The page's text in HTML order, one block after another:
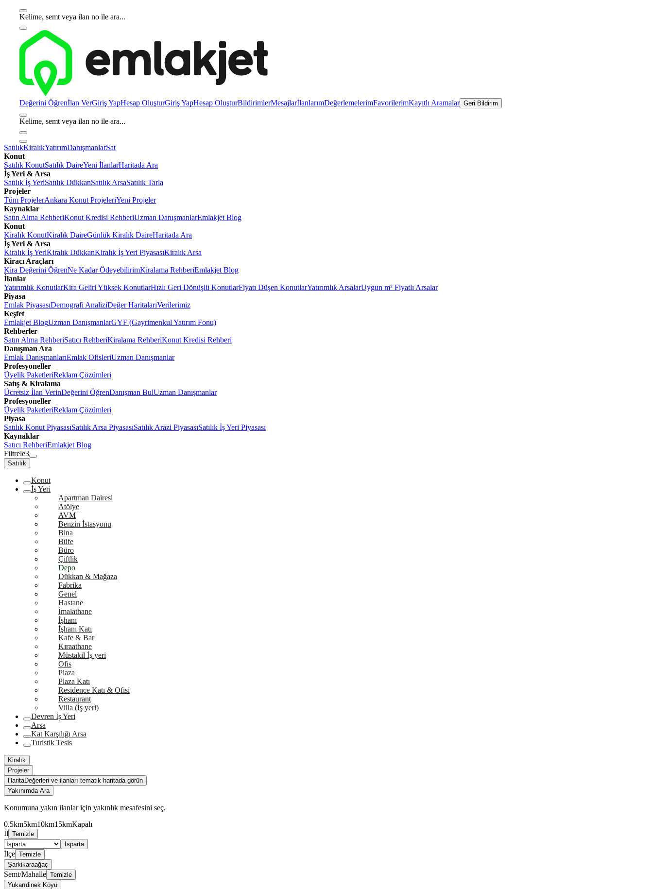
Kelime, semt veya ilan no ile ara...
Değerini Öğrenİlan VerGiriş YapHesap OluşturGiriş YapHesap OluşturBildirimlerMesajlarİlanlarımDeğerlemelerimFavorilerimKayıtlı Aramalar Geri Bildirim
Kelime, semt veya ilan no ile ara...
SatılıkKiralıkYatırımDanışmanlarSat
Konut
Satılık KonutSatılık DaireYeni İlanlarHaritada Ara
İş Yeri & Arsa
Satılık İş YeriSatılık DükkanSatılık ArsaSatılık Tarla
Projeler
Tüm ProjelerAnkara Konut ProjeleriYeni Projeler
Kaynaklar
Satın Alma RehberiKonut Kredisi RehberiUzman DanışmanlarEmlakjet Blog
Konut
Kiralık KonutKiralık DaireGünlük Kiralık DaireHaritada Ara
İş Yeri & Arsa
Kiralık İş YeriKiralık DükkanKiralık İş Yeri PiyasasıKiralık Arsa
Kiracı Araçları
Kira Değerini ÖğrenNe Kadar ÖdeyebilirimKiralama RehberiEmlakjet Blog
İlanlar
Yatırımlık KonutlarKira Geliri Yüksek KonutlarHızlı Geri Dönüşlü KonutlarFiyatı Düşen KonutlarYatırımlık ArsalarUygun m² Fiyatlı Arsalar
Piyasa
Emlak PiyasasıDemografi AnaliziDeğer HaritalarıVerilerimiz
Keşfet
Emlakjet BlogUzman DanışmanlarGYF (Gayrimenkul Yatırım Fonu)
Rehberler
Satın Alma RehberiSatıcı RehberiKiralama RehberiKonut Kredisi Rehberi
Danışman Ara
Emlak DanışmanlarıEmlak OfisleriUzman Danışmanlar
Profesyoneller
Üyelik PaketleriReklam Çözümleri
Satış & Kiralama
Ücretsiz İlan VerinDeğerini ÖğrenDanışman BulUzman Danışmanlar
Profesyoneller
Üyelik PaketleriReklam Çözümleri
Piyasa
Satılık Konut PiyasasıSatılık Arsa PiyasasıSatılık Arazi PiyasasıSatılık İş Yeri Piyasası
Kaynaklar
Satıcı RehberiEmlakjet Blog
Filtrele3
Satılık
Konut
İş Yeri
Apartman Dairesi
Atölye
AVM
Benzin İstasyonu
Bina
Büfe
Büro
Çiftlik
Depo
Dükkan & Mağaza
Fabrika
Genel
Hastane
İmalathane
İşhanı
İşhanı Katı
Kafe & Bar
Kıraathane
Müstakil İş yeri
Ofis
Plaza
Plaza Katı
Residence Katı & Ofisi
Restaurant
Villa (İş yeri)
Devren İş Yeri
Arsa
Kat Karşılığı Arsa
Turistik Tesis
Kiralık
Projeler
HaritaDeğerleri ve ilanları tematik haritada görün
Yakınımda Ara
Konumuna yakın ilanlar için yakınlık mesafesini seç.
0.5km5km10km15kmKapalı
İl Temizle
Isparta
İlçe Temizle
Şarkikaraağaç
Semt/Mahalle Temizle
Yukarıdinek Köyü